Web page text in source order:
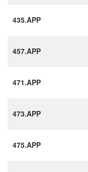
435.APP
457.APP
471.APP
473.APP
475.APP